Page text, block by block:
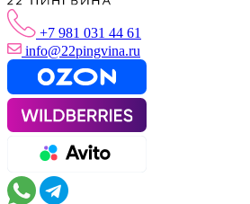
+7 981 031 44 61
info@22pingvina.ru